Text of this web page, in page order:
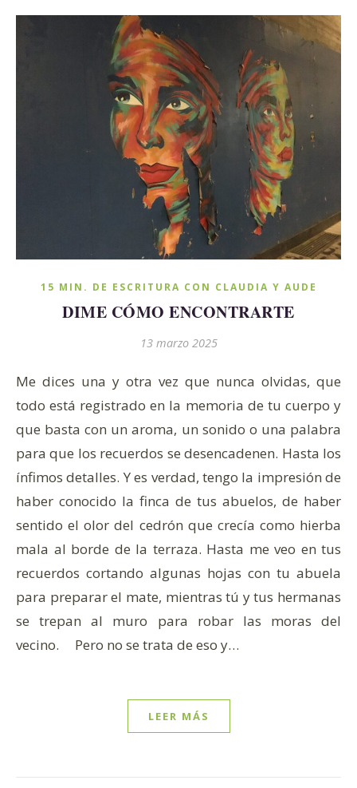
15 MIN. DE ESCRITURA CON CLAUDIA Y AUDE
DIME CÓMO ENCONTRARTE
13 marzo 2025
Me dices una y otra vez que nunca olvidas, que
todo está registrado en la memoria de tu cuerpo y
que basta con un aroma, un sonido o una palabra
para que los recuerdos se desencadenen. Hasta los
ínfimos detalles. Y es verdad, tengo la impresión de
haber conocido la finca de tus abuelos, de haber
sentido el olor del cedrón que crecía como hierba
mala al borde de la terraza. Hasta me veo en tus
recuerdos cortando algunas hojas con tu abuela
para preparar el mate, mientras tú y tus hermanas
se trepan al muro para robar las moras del
vecino. Pero no se trata de eso y…
LEER MÁS